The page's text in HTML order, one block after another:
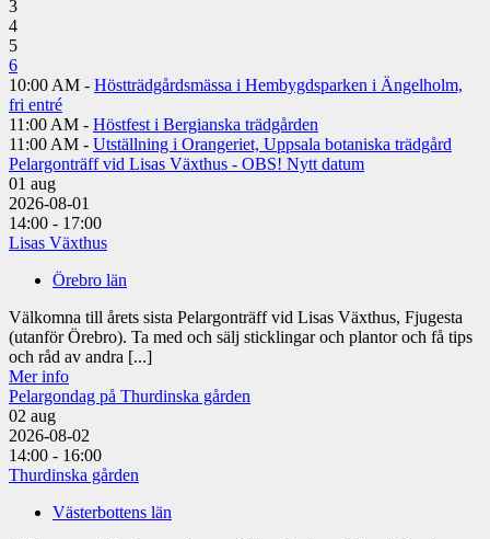
3
4
5
6
10:00 AM - Höstträdgårdsmässa i Hembygdsparken i Ängelholm,
fri entré
11:00 AM - Höstfest i Bergianska trädgården
11:00 AM - Utställning i Orangeriet, Uppsala botaniska trädgård
Pelargonträff vid Lisas Växthus - OBS! Nytt datum
01 aug
2026-08-01
14:00 - 17:00
Lisas Växthus
Örebro län
Välkomna till årets sista Pelargonträff vid Lisas Växthus, Fjugesta
(utanför Örebro). Ta med och sälj sticklingar och plantor och få tips
och råd av andra [...]
Mer info
Pelargondag på Thurdinska gården
02 aug
2026-08-02
14:00 - 16:00
Thurdinska gården
Västerbottens län